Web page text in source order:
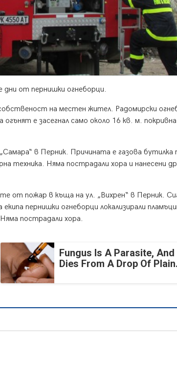
дни от пернишки огнеборци.
на местен жител. Радомирски
е засегнал само около 16 кв. м. покривна
в Перник. Причината е газова бутилка
техника. Няма пострадали хора и нанесени
от пожар в къща на ул. „Вихрен“ в Перник.
пернишки огнеборци локализирали
пострадали хора.
Fungus Is A Parasite, And
Dies From A Drop Of